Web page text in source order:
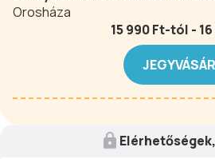
Orosháza
15 990 Ft-tól -